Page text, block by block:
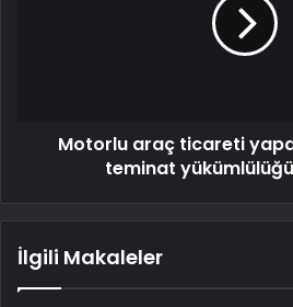
Motorlu araç ticareti
teminat
İlgili Makaleler